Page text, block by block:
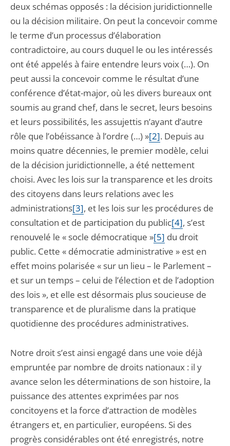
deux schémas opposés : la décision juridictionnelle
ou la décision militaire. On peut la concevoir comme
le terme d’un processus d’élaboration
contradictoire, au cours duquel le ou les intéressés
ont été appelés à faire entendre leurs voix (…). On
peut aussi la concevoir comme le résultat d’une
conférence d’état-major, où les divers bureaux ont
soumis au grand chef, dans le secret, leurs besoins
et leurs possibilités, les assujettis n’ayant d’autre
rôle que l’obéissance à l’ordre (…) »[2]. Depuis au
moins quatre décennies, le premier modèle, celui
de la décision juridictionnelle, a été nettement
choisi. Avec les lois sur la transparence et les droits
des citoyens dans leurs relations avec les
administrations[3], et les lois sur les procédures de
consultation et de participation du public[4], s’est
renouvelé le « socle démocratique »[5] du droit
public. Cette « démocratie administrative » est en
effet moins polarisée « sur un lieu – le Parlement –
et sur un temps – celui de l’élection et de l’adoption
des lois », et elle est désormais plus soucieuse de
transparence et de pluralisme dans la pratique
quotidienne des procédures administratives.
Notre droit s’est ainsi engagé dans une voie déjà
empruntée par nombre de droits nationaux : il y
avance selon les déterminations de son histoire, la
puissance des attentes exprimées par nos
concitoyens et la force d’attraction de modèles
étrangers et, en particulier, européens. Si des
progrès considérables ont été enregistrés, notre